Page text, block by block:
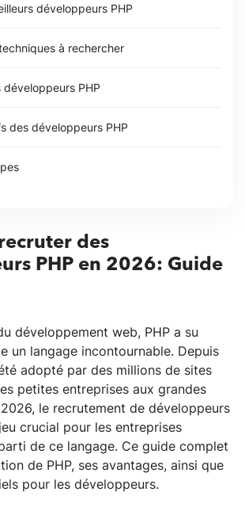
des
PHP en 2026: Guide
développement web, PHP a su
un langage incontournable. Depuis
adopté par des millions de sites
petites entreprises aux grandes
le recrutement de développeurs
crucial pour les entreprises
de ce langage. Ce guide complet
de PHP, ses avantages, ainsi que
pour les développeurs.
développeurs PHP
à rechercher
PHP
des développeurs PHP